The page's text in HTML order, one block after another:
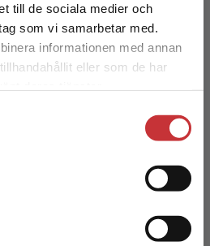
till de sociala medier och
som vi samarbetar med.
informationen med annan
eller som de har
besöker
en enhet utanför Sverige.
utanför Sverige. För
köp måste
J (red.)